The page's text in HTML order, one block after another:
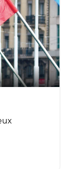
Курсы
Языки
Foundation